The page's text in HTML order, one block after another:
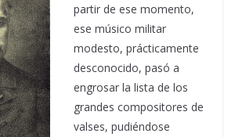
partir de ese momento,
ese músico militar
modesto, prácticamente
desconocido, pasó a
engrosar la lista de los
grandes compositores de
valses, pudiéndose